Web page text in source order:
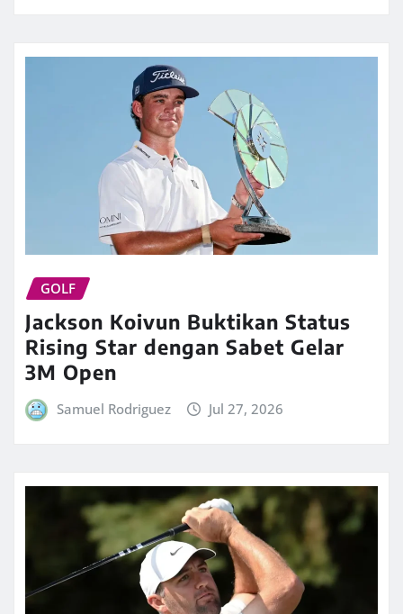
GOLF
Jackson Koivun Buktikan Status
Rising Star dengan Sabet Gelar
3M Open
Samuel Rodriguez Jul 27, 2026